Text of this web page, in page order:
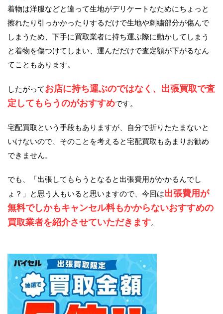
着物は洋服などと違って生地がデリケートなためにちょっと
擦れたり引っかかったりするだけで生地や刺繍部分が傷んで
しまうため、下手に買取業者に持ち運ぶ際に動かしてしまう
と着物を傷つけてしまい、運んだだけで査定額が下がるなん
てこともあります。
したがってお店に持ち運ぶのではなく、出張買取で査
定してもらうのがおすすめです。
宅配買取という手段もありますが、自分で折りたたまないと
いけないので、そのことを考えると宅配買取もあまりお勧め
できません。
でも、「出張してもらうとなると出張費用がかかるんでし
ょ？」と思う人もいると思いますので、今回は出張費用が
無料でしかもキャンセル料もかからないおすすめの
買取業者を紹介させていただきます。